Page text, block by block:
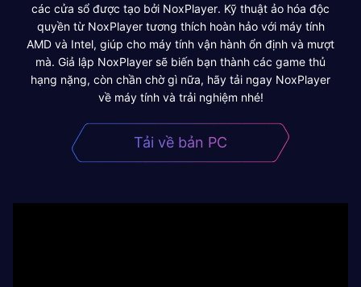
các cửa sổ được tạo bởi NoxPlayer. Kỹ thuật ảo hóa độc
quyền từ NoxPlayer tương thích hoàn hảo với máy tính
AMD và Intel, giúp cho máy tính vận hành ổn định và mượt
mà. Giả lập NoxPlayer sẽ biến bạn thành các game thủ
hạng nặng, còn chần chờ gì nữa, hãy tải ngay NoxPlayer
về máy tính và trải nghiệm nhé!
Tải về bản PC